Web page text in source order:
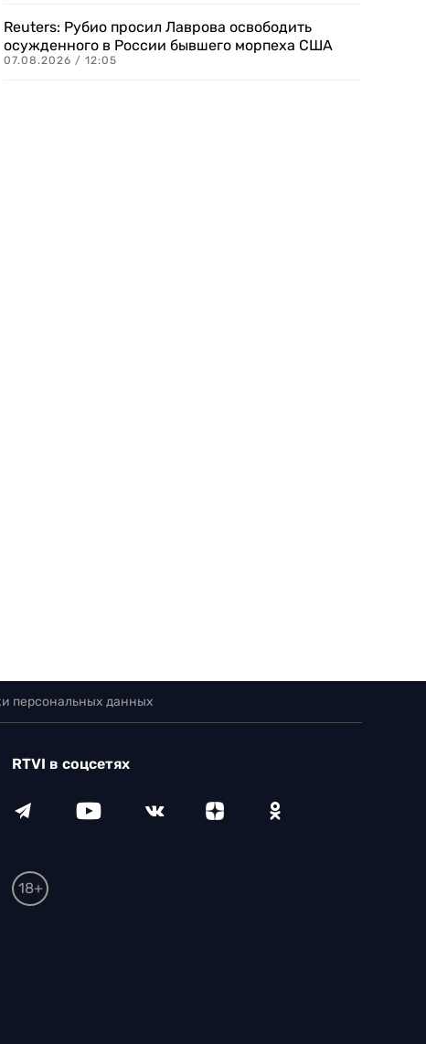
Reuters: Рубио просил Лаврова освободить
осужденного в России бывшего морпеха США
07.08.2026 / 12:05
персональных данных
RTVI в соцсетях
18+